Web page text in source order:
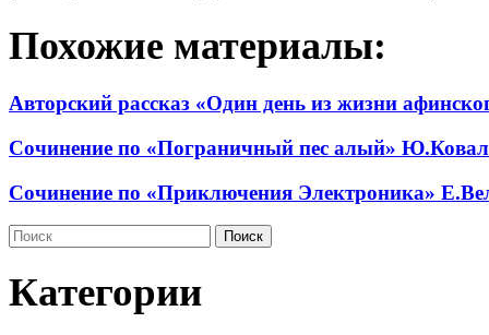
Похожие материалы:
Авторский рассказ «Один день из жизни
Сочинение по «Пограничный пес алый»
Сочинение по «Приключения Электроника»
Категории